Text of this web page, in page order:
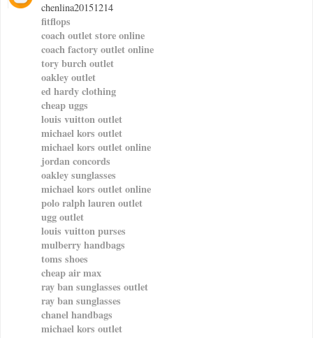
chenlina20151214
fitflops
coach outlet store online
coach factory outlet online
tory burch outlet
oakley outlet
ed hardy clothing
cheap uggs
louis vuitton outlet
michael kors outlet
michael kors outlet online
jordan concords
oakley sunglasses
michael kors outlet online
polo ralph lauren outlet
ugg outlet
louis vuitton purses
mulberry handbags
toms shoes
cheap air max
ray ban sunglasses outlet
ray ban sunglasses
chanel handbags
michael kors outlet